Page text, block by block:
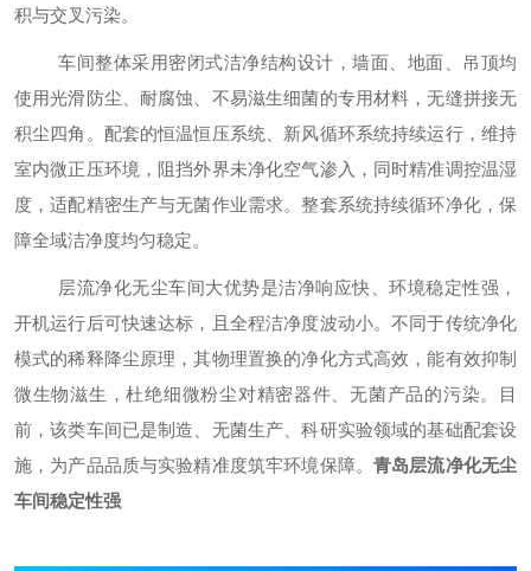
积与交叉污染。
车间整体采用密闭式洁净结构设计，墙面、地面、吊顶均
使用光滑防尘、耐腐蚀、不易滋生细菌的专用材料，无缝拼接无
积尘四角。配套的恒温恒压系统、新风循环系统持续运行，维持
室内微正压环境，阻挡外界未净化空气渗入，同时精准调控温湿
度，适配精密生产与无菌作业需求。整套系统持续循环净化，保
障全域洁净度均匀稳定。
层流净化无尘车间大优势是洁净响应快、环境稳定性强，
开机运行后可快速达标，且全程洁净度波动小。不同于传统净化
模式的稀释降尘原理，其物理置换的净化方式高效，能有效抑制
微生物滋生，杜绝细微粉尘对精密器件、无菌产品的污染。目
前，该类车间已是制造、无菌生产、科研实验领域的基础配套设
施，为产品品质与实验精准度筑牢环境保障。 青岛层流净化无尘
车间稳定性强